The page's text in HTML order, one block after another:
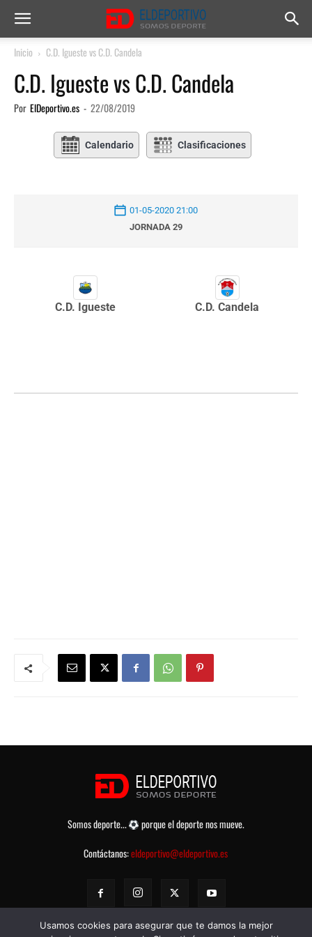
Inicio C.D. Igueste vs C.D. Candela
C.D. Igueste vs C.D. Candela
Por ElDeportivo.es - 22/08/2019
Calendario Clasificaciones
01-05-2020 21:00
JORNADA 29
C.D. Igueste C.D. Candela
Somos deporte...
porque el deporte nos mueve.
Contáctanos:eldeportivo@eldeportivo.es
Usamos cookies para asegurar que te damos la mejor